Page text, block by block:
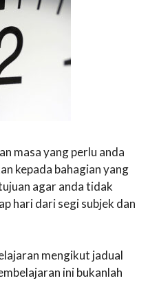
masa yang perlu anda
kepada bahagian yang
agar anda tidak
hari dari segi subjek dan
mengikut jadual
ini bukanlah